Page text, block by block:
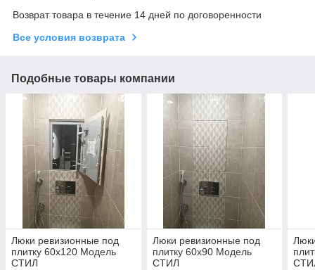
Возврат товара в течение 14 дней по договоренности
Все условия возврата
Подобные товары компании
Люки ревизионные под
плитку 60х120 Модель
СТИЛ
Люки ревизионные под
плитку 60х90 Модель
СТИЛ